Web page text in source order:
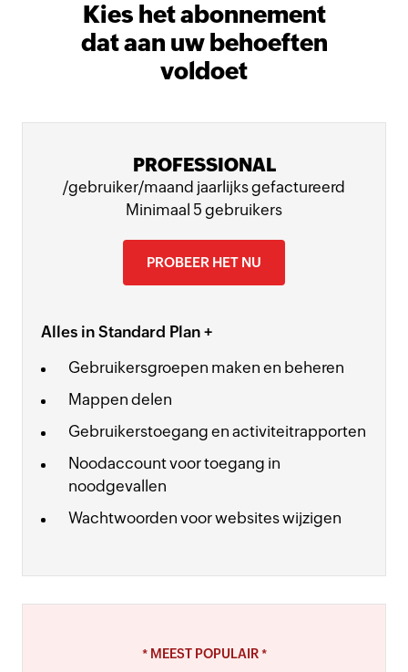
Kies het abonnement
dat aan uw behoeften
voldoet
PROFESSIONAL
/gebruiker/maand jaarlijks gefactureerd
Minimaal 5 gebruikers
PROBEER HET NU
Alles in Standard Plan +
Gebruikersgroepen maken en beheren
Mappen delen
Gebruikerstoegang en activiteitrapporten
Noodaccount voor toegang in
noodgevallen
Wachtwoorden voor websites wijzigen
*MEEST POPULAIR*